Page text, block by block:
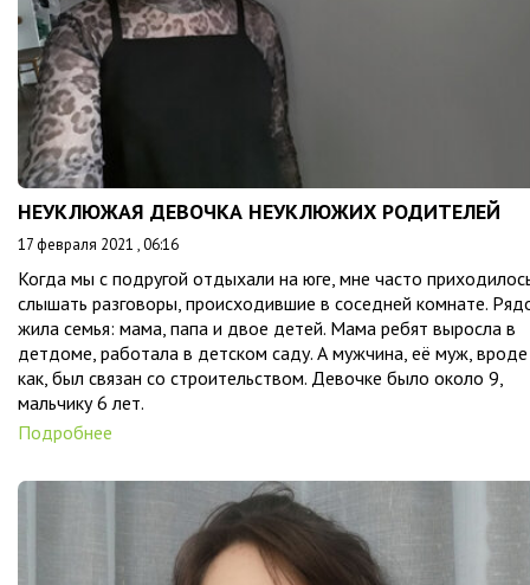
НЕУКЛЮЖАЯ ДЕВОЧКА НЕУКЛЮЖИХ РОДИТЕЛЕЙ
17 февраля 2021 , 06:16
Когда мы с подругой отдыхали на юге, мне часто
слышать разговоры, происходившие в соседней комнате.
жила семья: мама, папа и двое детей. Мама ребят выросла в
детдоме, работала в детском саду. А мужчина, её муж, вроде
как, был связан со строительством. Девочке было около 9,
мальчику 6 лет.
Подробнее